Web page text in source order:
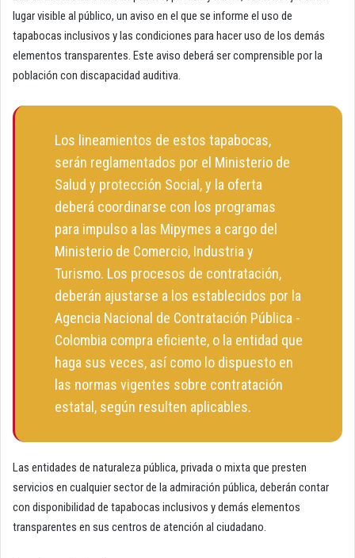
lugar visible al público, un aviso en el que se informe el uso de
tapabocas inclusivos y las condiciones para hacer uso de los demás
elementos transparentes. Este aviso deberá ser comprensible por la
población con discapacidad auditiva.
Los lineamientos de estos tapabocas,
serán reglamentados por el Ministerio de
Salud y protección Social, y la oferta
deberá coordinarse con los programas
para impulso a las Mipymes a cargo del
Ministerio de Comercio, Industria y
Turismo. Los procesos de contratación,
deberán ajustarse a los establecidos por la
Agencia Nacional de Contratación Pública ­
Colombia compra eficiente, o la entidad que
haga sus veces, así como lo dispuesto en
las normas vigentes sobre contratación
estatal, según resulten aplicables.
Las entidades de naturaleza pública, privada o mixta que presten
servicios en cualquier sector de la admiración pública, deberán contar
con disponibilidad de tapabocas inclusivos y demás elementos
transparentes en sus centros de atención al ciudadano.